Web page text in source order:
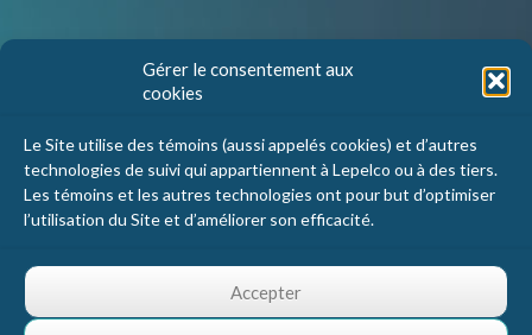
Gérer le consentement aux
cookies
Le Site utilise des témoins (aussi appelés cookies) et d’autres
technologies de suivi qui appartiennent à Lepelco ou à des tiers.
Les témoins et les autres technologies ont pour but d’optimiser
l’utilisation du Site et d’améliorer son efficacité.
Accepter
Nous joindre
Saint-Mathieu-de-Beloeil, Qc
J3G 0R2
1 800 467-5067